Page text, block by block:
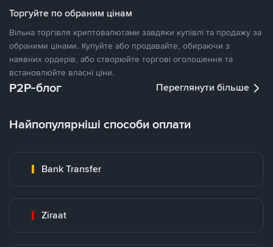
Торгуйте по обраним цінам
Вільна торгівля криптовалютами завдяки купівлі та продажу за
обраними цінами. Купуйте або продавайте, обираючи з
наявних ордерів, або створюйте торгові оголошення та
встановлюйте власні ціни.
P2P-блог Переглянути більше
Найпопулярніші способи оплати
Bank Transfer
Ziraat